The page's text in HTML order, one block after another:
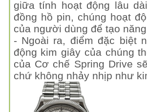
giữa tính hoạt động lâu
đồng hồ pin, chúng hoạt
của người dùng để tạo
- Ngoài ra, điểm đặc biệt
động kim giây của chúng
của Cơ chế Spring Drive
chứ không nhảy nhịp như